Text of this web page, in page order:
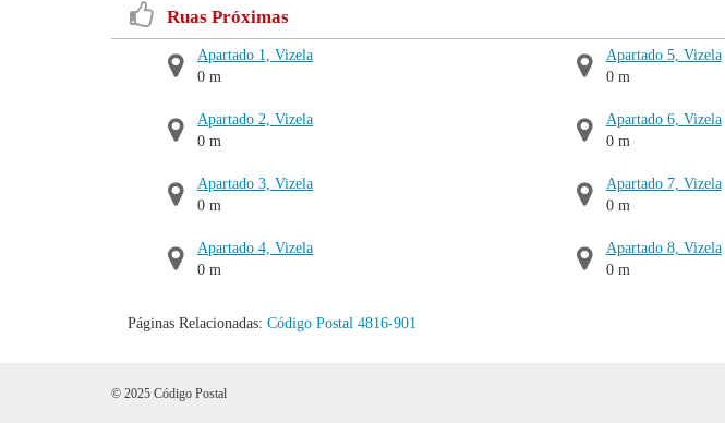
Ruas Próximas
Apartado 1, Vizela
0 m
Apartado 2, Vizela
0 m
Apartado 3, Vizela
0 m
Apartado 4, Vizela
0 m
Apartado 5, Vizela
0 m
Apartado 6, Vizela
0 m
Apartado 7, Vizela
0 m
Apartado 8, Vizela
0 m
Páginas Relacionadas: Código Postal 4816-901
© 2025 Código Postal